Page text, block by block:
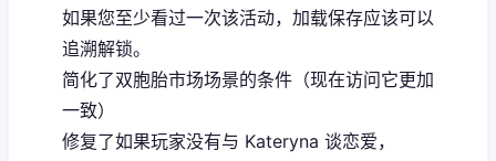
如果您至少看过一次该活动，加载保存应该可以
追溯解锁。
简化了双胞胎市场场景的条件（现在访问它更加
一致）
修复了如果玩家没有与 Kateryna 谈恋爱，